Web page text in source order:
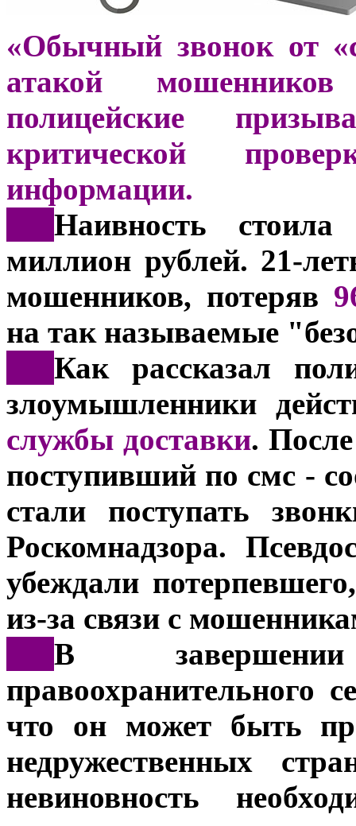
«Обычный звонок от
атакой
полицейские
критической
информации.
Наивность
миллион рублей. 21-
мошенников, потеряв
на так называемые
Как рассказал
злоумышленники
службы доставки.
поступивший по смс -
стали поступать
Роскомнадзора.
убеждали
из-за связи с
В
правоохранительного
что он может быть
недружественных
невиновность